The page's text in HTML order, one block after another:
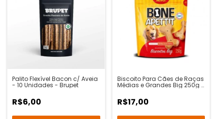
Palito Flexível Bacon c/ Aveia
- 10 Unidades - Brupet
R$6,00
Biscoito Para Cães de Raças
Médias e Grandes Big 250g -
R$17,00